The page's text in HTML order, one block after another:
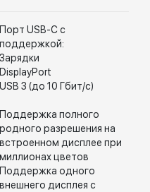
Порт USB-C с
поддержкой:
Зарядки
DisplayPort
USB 3 (до 10 Гбит/с)
Поддержка полного
родного разрешения на
встроенном дисплее при
миллионах цветов
Поддержка одного
внешнего дисплея с